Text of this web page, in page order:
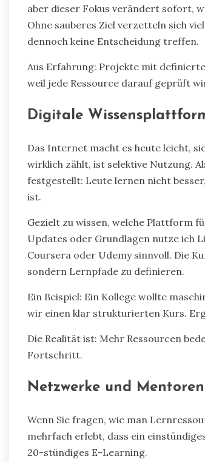
aber dieser Fokus verändert sofort,
Ohne sauberes Ziel verzetteln sich
dennoch keine Entscheidung treffen.
Aus Erfahrung: Projekte mit
weil jede Ressource darauf geprüft
Digitale
Das Internet macht es heute leicht,
wirklich zählt, ist selektive Nutzung.
festgestellt: Leute lernen nicht
ist.
Gezielt zu wissen, welche Plattform
Updates oder Grundlagen nutze ich
Coursera oder Udemy sinnvoll. Die
sondern Lernpfade zu definieren.
Ein Beispiel: Ein Kollege wollte
wir einen klar strukturierten Kurs.
Die Realität ist: Mehr Ressourcen
Fortschritt.
Netzwerke und
Wenn Sie fragen, wie man
mehrfach erlebt, dass ein
20-stündiges E-Learning.